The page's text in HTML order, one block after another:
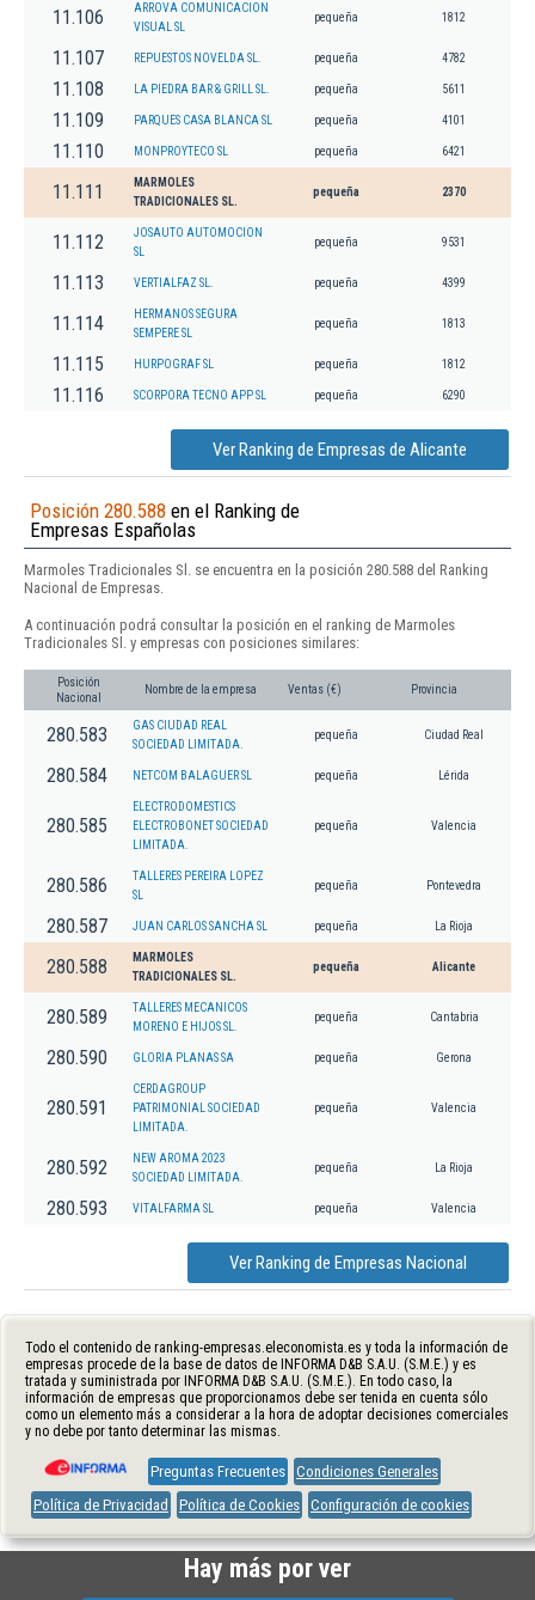
11.106
ARROVA COMUNICACION
VISUAL SL
pequeña 1812
11.107 REPUESTOS NOVELDA SL. pequeña 4782
11.108 LA PIEDRA BAR & GRILL SL. pequeña 5611
11.109 PARQUES CASA BLANCA SL pequeña 4101
11.110 MONPROYTECO SL pequeña 6421
11.111
MARMOLES
TRADICIONALES SL.
pequeña 2370
11.112
JOSAUTO AUTOMOCION
SL
pequeña 9531
11.113 VERTIALFAZ SL. pequeña 4399
11.114
HERMANOS SEGURA
SEMPERE SL
pequeña 1813
11.115 HURPOGRAF SL pequeña 1812
11.116 SCORPORA TECNO APP SL pequeña 6290
Ver Ranking de Empresas de Alicante
Posición 280.588 en el Ranking de
Empresas Españolas
Marmoles Tradicionales Sl. se encuentra en la posición 280.588 del Ranking
Nacional de Empresas.
A continuación podrá consultar la posición en el ranking de Marmoles
Tradicionales Sl. y empresas con posiciones similares:
Posición
Nacional
Nombre de la empresa Ventas (€) Provincia
280.583
GAS CIUDAD REAL
SOCIEDAD LIMITADA.
pequeña Ciudad Real
280.584 NETCOM BALAGUER SL pequeña Lérida
280.585
ELECTRODOMESTICS
ELECTROBONET SOCIEDAD
LIMITADA.
pequeña Valencia
280.586
TALLERES PEREIRA LOPEZ
SL
pequeña Pontevedra
280.587 JUAN CARLOS SANCHA SL pequeña La Rioja
280.588
MARMOLES
TRADICIONALES SL.
pequeña Alicante
280.589
TALLERES MECANICOS
MORENO E HIJOS SL.
pequeña Cantabria
280.590 GLORIA PLANAS SA pequeña Gerona
280.591
CERDAGROUP
PATRIMONIAL SOCIEDAD
LIMITADA.
pequeña Valencia
280.592
NEW AROMA 2023
SOCIEDAD LIMITADA.
pequeña La Rioja
280.593 VITALFARMA SL pequeña Valencia
Ver Ranking de Empresas Nacional
Todo el contenido de ranking-empresas.eleconomista.es y toda la información de
empresas procede de la base de datos de INFORMA D&B S.A.U. (S.M.E.) y es
tratada y suministrada por INFORMA D&B S.A.U. (S.M.E.). En todo caso, la
información de empresas que proporcionamos debe ser tenida en cuenta sólo
como un elemento más a considerar a la hora de adoptar decisiones comerciales
y no debe por tanto determinar las mismas.
Preguntas Frecuentes Condiciones Generales
Política de Privacidad
Política de Cookies Configuración de cookies
Hay más por ver